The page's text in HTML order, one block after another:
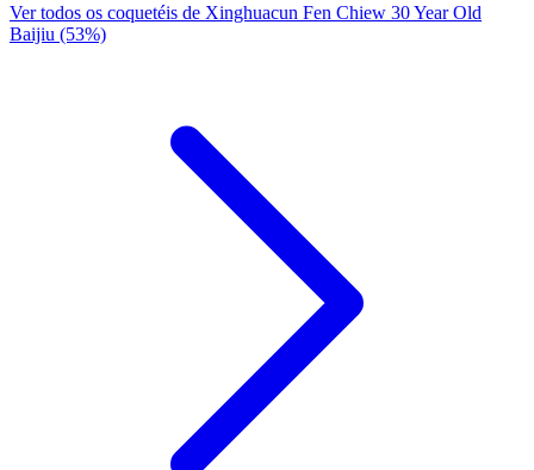
Ver todos os coquetéis de Xinghuacun Fen Chiew 30 Year Old
Baijiu (53%)